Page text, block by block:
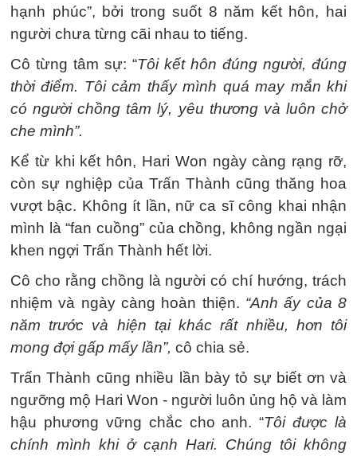
hạnh phúc”, bởi trong suốt 8 năm kết hôn, hai
người chưa từng cãi nhau to tiếng.
Cô từng tâm sự: “Tôi kết hôn đúng người, đúng
thời điểm. Tôi cảm thấy mình quá may mắn khi
có người chồng tâm lý, yêu thương và luôn chở
che mình”.
Kể từ khi kết hôn, Hari Won ngày càng rạng rỡ,
còn sự nghiệp của Trấn Thành cũng thăng hoa
vượt bậc. Không ít lần, nữ ca sĩ công khai nhận
mình là “fan cuồng” của chồng, không ngần ngại
khen ngợi Trấn Thành hết lời.
Cô cho rằng chồng là người có chí hướng, trách
nhiệm và ngày càng hoàn thiện. “Anh ấy của 8
năm trước và hiện tại khác rất nhiều, hơn tôi
mong đợi gấp mấy lần”, cô chia sẻ.
Trấn Thành cũng nhiều lần bày tỏ sự biết ơn và
ngưỡng mộ Hari Won - người luôn ủng hộ và làm
hậu phương vững chắc cho anh. “Tôi được là
chính mình khi ở cạnh Hari. Chúng tôi không